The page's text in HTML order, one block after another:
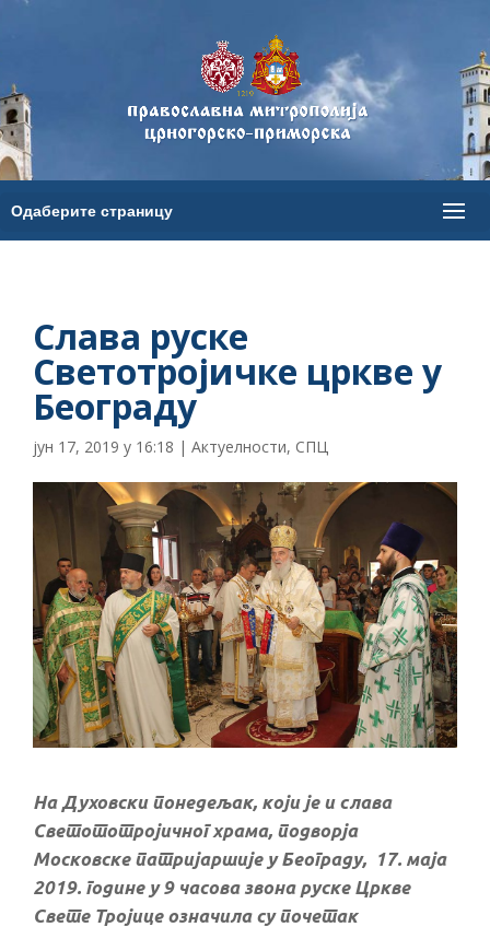
Слава руске
Светотројичке цркве у
Београду
јун 17, 2019 у 16:18 | Актуелности, СПЦ
На Духовски понедељак, који је и слава
Светототројичног храма, подворја
Московске патријаршије у Београду, 17. маја
2019. године у 9 часова звона руске Цркве
Свете Тројице означила су почетак